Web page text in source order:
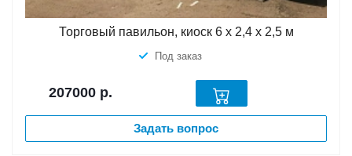
Торговый павильон, киоск 6 х 2,4 х 2,5 м
Под заказ
207000 р.
Задать вопрос